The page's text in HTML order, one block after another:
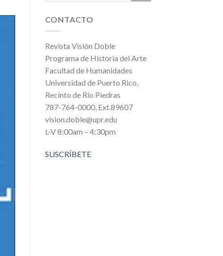
CONTACTO
Revista Visión Doble
Programa de Historia del Arte
Facultad de Humanidades
Universidad de Puerto Rico,
Recinto de Río Piedras
787-764-0000, Ext.89607
vision.doble@upr.edu
L-V 8:00am – 4:30pm
SUSCRÍBETE